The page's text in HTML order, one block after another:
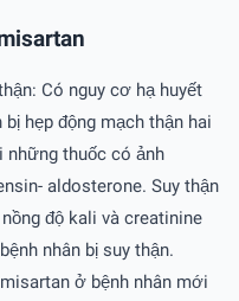
Có nguy cơ hạ huyết
hẹp động mạch thận hai
những thuốc có ảnh
aldosterone. Suy thận
độ kali và creatinine
nhân bị suy thận.
ở bệnh nhân mới